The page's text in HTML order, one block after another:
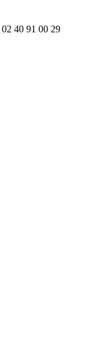
02 40 91 00 29